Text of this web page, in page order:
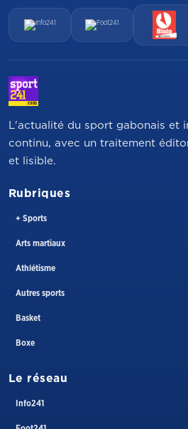
L'actualité du sport gabonais et
continu, avec un traitement
et lisible.
Rubriques
+ Sports
Arts martiaux
Athlétisme
Autres sports
Basket
Boxe
Le réseau
Info241